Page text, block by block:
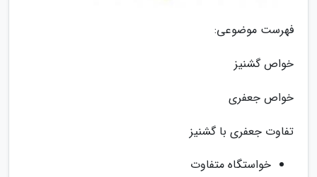
فهرست موضوعی:
خواص گشنیز
خواص جعفری
تفاوت جعفری با گشنیز
خواستگاه متفاوت